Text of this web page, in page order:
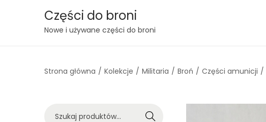
S
p
S
p
Części do broni
Nowe i używane części do broni
Strona główna / Kolekcje / Militaria / Broń / Części amunicji /
Szukaj